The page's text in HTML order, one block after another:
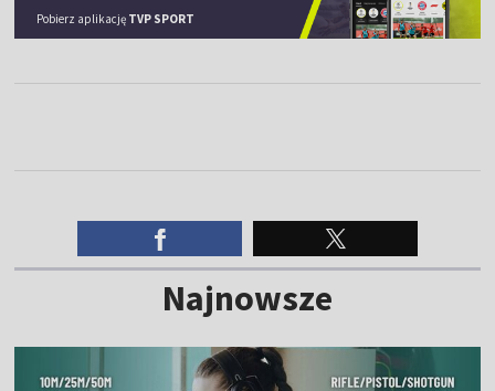
Pobierz aplikację TVP SPORT
Najnowsze